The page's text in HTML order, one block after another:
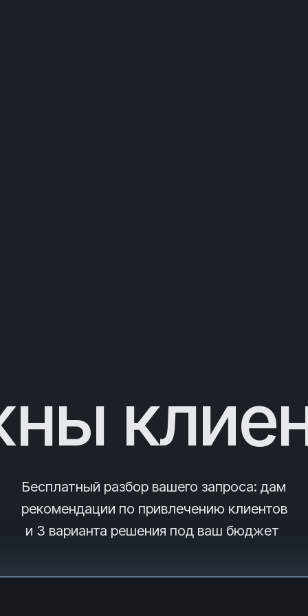
Бесплатный разбор вашего запроса: дам
рекомендации по привлечению клиентов
и 3 варианта решения под ваш бюджет